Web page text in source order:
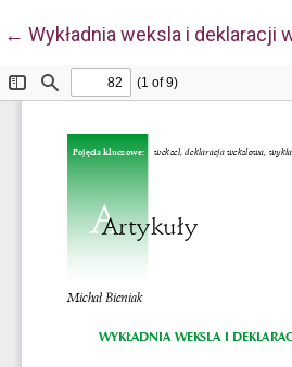
← Wróć do szczegółów artykułu
Wykładnia weksla i deklaracji